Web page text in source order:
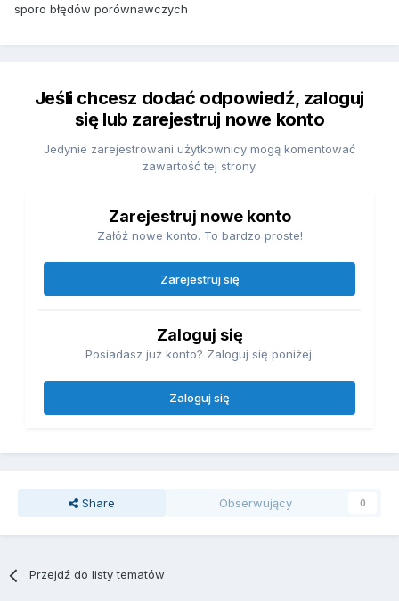
sporo błędów porównawczych
Jeśli chcesz dodać odpowiedź, zaloguj
się lub zarejestruj nowe konto
Jedynie zarejestrowani użytkownicy mogą komentować
zawartość tej strony.
Zarejestruj nowe konto
Załóż nowe konto. To bardzo proste!
Zarejestruj się
Zaloguj się
Posiadasz już konto? Zaloguj się poniżej.
Zaloguj się
Share Obserwujący 0
Przejdź do listy tematów